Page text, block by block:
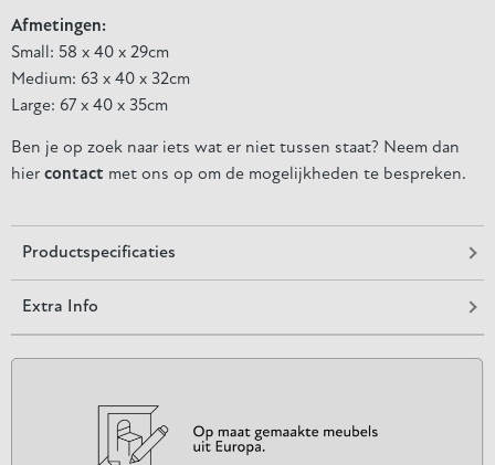
Afmetingen:
Small: 58 x 40 x 29cm
Medium: 63 x 40 x 32cm
Large: 67 x 40 x 35cm
Ben je op zoek naar iets wat er niet tussen staat? Neem dan
hier contact met ons op om de mogelijkheden te bespreken.
Extra Info
Productspecificaties